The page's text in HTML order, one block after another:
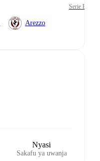
Serie B
Arezzo
Nyasi
Sakafu ya uwanja